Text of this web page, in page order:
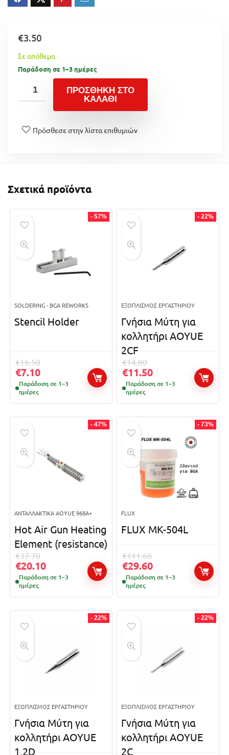
€3.50
Σε απόθεμα
Παράδοση σε 1–3 ημέρες
ΠΡΟΣΘΉΚΗ ΣΤΟ
ΚΑΛΆΘΙ
Πρόσθεσε στην λίστα επιθυμιών
Σχετικά προϊόντα
- 57%
SOLDERING - BGA REWORKS
Stencil Holder
€16.50
€7.10
Παράδοση σε 1–3
ημέρες
- 22%
ΕΞΟΠΛΙΣΜΌΣ ΕΡΓΑΣΤΗΡΊΟΥ
Γνήσια Μύτη για
κολλητήρι AOYUE
2CF
€14.80
€11.50
Παράδοση σε 1–3
ημέρες
- 47%
ΑΝΤΑΛΛΑΚΤΙΚΆ AOYUE 968A+
Hot Air Gun Heating
Element (resistance)
€37.70
€20.10
Παράδοση σε 1–3
ημέρες
- 73%
FLUX
FLUX MK-504L
€111.60
€29.60
Παράδοση σε 1–3
ημέρες
- 22%
ΕΞΟΠΛΙΣΜΌΣ ΕΡΓΑΣΤΗΡΊΟΥ
Γνήσια Μύτη για
κολλητήρι AOYUE
1,2D
- 22%
ΕΞΟΠΛΙΣΜΌΣ ΕΡΓΑΣΤΗΡΊΟΥ
Γνήσια Μύτη για
κολλητήρι AOYUE
2C